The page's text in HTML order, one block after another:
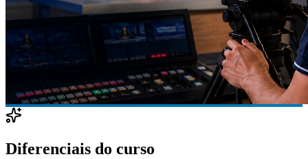
Diferenciais do curso